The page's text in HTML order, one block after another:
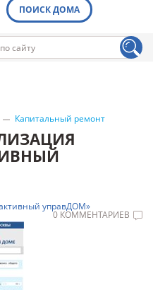
ПОИСК ДОМА
Капитальный ремонт
управДОМ»
0 КОММЕНТАРИЕВ